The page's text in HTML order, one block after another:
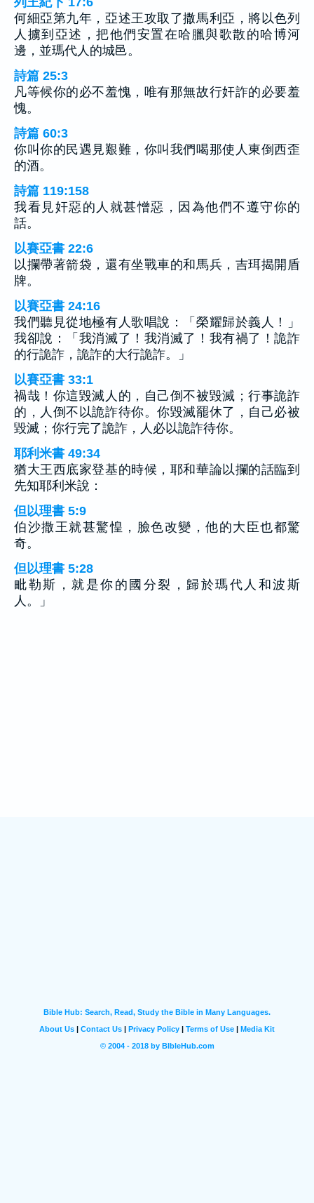
何細亞第九年，亞述王攻取了撒馬利亞，將以色列
人擄到亞述，把他們安置在哈臘與歌散的哈博河
邊，並瑪代人的城邑。
詩篇 25:3
凡等候你的必不羞愧，唯有那無故行奸詐的必要羞
愧。
詩篇 60:3
你叫你的民遇見艱難，你叫我們喝那使人東倒西歪
的酒。
詩篇 119:158
我看見奸惡的人就甚憎惡，因為他們不遵守你的
話。
以賽亞書 22:6
以攔帶著箭袋，還有坐戰車的和馬兵，吉珥揭開盾
牌。
以賽亞書 24:16
我們聽見從地極有人歌唱說：「榮耀歸於義人！」
我卻說：「我消滅了！我消滅了！我有禍了！詭詐
的行詭詐，詭詐的大行詭詐。」
以賽亞書 33:1
禍哉！你這毀滅人的，自己倒不被毀滅；行事詭詐
的，人倒不以詭詐待你。你毀滅罷休了，自己必被
毀滅；你行完了詭詐，人必以詭詐待你。
耶利米書 49:34
猶大王西底家登基的時候，耶和華論以攔的話臨到
先知耶利米說：
但以理書 5:9
伯沙撒王就甚驚惶，臉色改變，他的大臣也都驚
奇。
但以理書 5:28
毗勒斯，就是你的國分裂，歸於瑪代人和波斯
人。」